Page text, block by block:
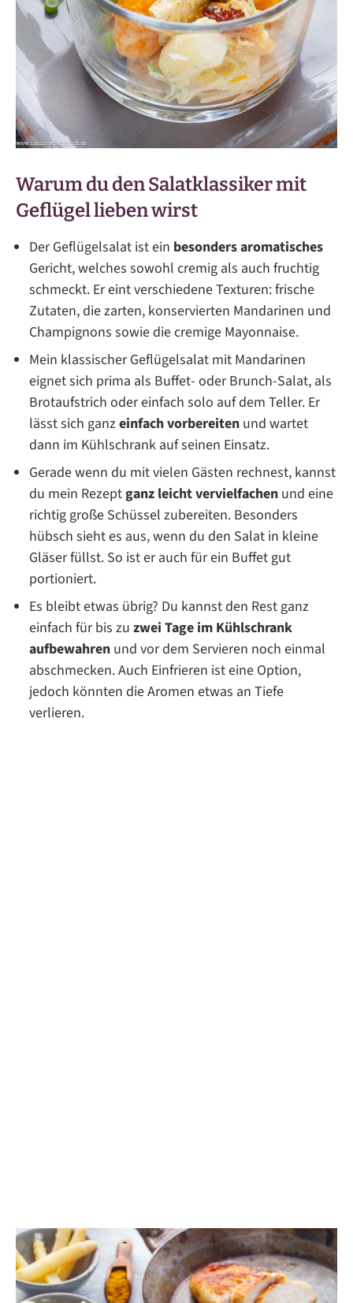
Warum du den Salatklassiker mit
Geflügel lieben wirst
Der Geflügelsalat ist ein besonders aromatisches
Gericht, welches sowohl cremig als auch fruchtig
schmeckt. Er eint verschiedene Texturen: frische
Zutaten, die zarten, konservierten Mandarinen und
Champignons sowie die cremige Mayonnaise.
Mein klassischer Geflügelsalat mit Mandarinen
eignet sich prima als Buffet- oder Brunch-Salat, als
Brotaufstrich oder einfach solo auf dem Teller. Er
lässt sich ganzeinfach vorbereiten und wartet
dann im Kühlschrank auf seinen Einsatz.
Gerade wenn du mit vielen Gästen rechnest, kannst
du mein Rezeptganz leicht vervielfachen und eine
richtig große Schüssel zubereiten. Besonders
hübsch sieht es aus, wenn du den Salat in kleine
Gläser füllst. So ist er auch für ein Buffet gut
portioniert.
Es bleibt etwas übrig? Du kannst den Rest ganz
einfach für bis zu zwei Tage im Kühlschrank
aufbewahren und vor dem Servieren noch einmal
abschmecken. Auch Einfrieren ist eine Option,
jedoch könnten die Aromen etwas an Tiefe
verlieren.